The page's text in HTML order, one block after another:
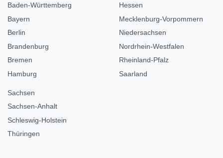
Baden-Württemberg
Bayern
Berlin
Brandenburg
Bremen
Hamburg
Hessen
Mecklenburg-Vorpommern
Niedersachsen
Nordrhein-Westfalen
Rheinland-Pfalz
Saarland
Sachsen
Sachsen-Anhalt
Schleswig-Holstein
Thüringen